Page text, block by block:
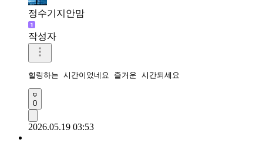
정수기지안맘
작성자
힐링하는 시간이었네요 즐거운 시간되세요
0
2026.05.19 03:53